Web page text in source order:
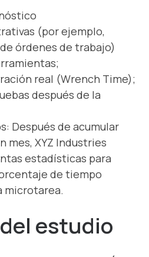
(por ejemplo,
órdenes de trabajo)
real (Wrench Time);
después de la
Después de acumular
mes, XYZ Industries
estadísticas para
de tiempo
microtarea.
estudio